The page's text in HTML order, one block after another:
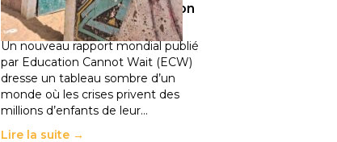
déplacements de population
11 juillet 2026 -National
Un nouveau rapport mondial publié
par Education Cannot Wait (ECW)
dresse un tableau sombre d’un
monde où les crises privent des
millions d’enfants de leur…
Lire la suite →